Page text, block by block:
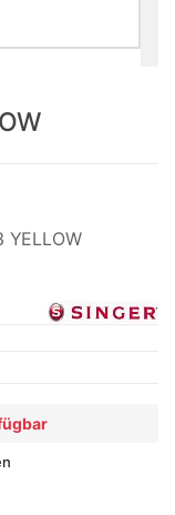
YELLOW